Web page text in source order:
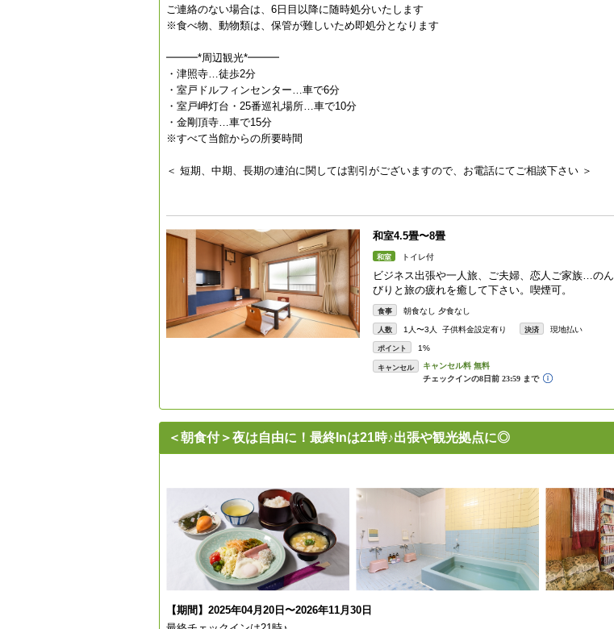
ご連絡のない場合は、6日目以降に随時処分いたします
※食べ物、動物類は、保管が難しいため即処分となります
━━━*周辺観光*━━━
・津照寺…徒歩2分
・室戸ドルフィンセンター…車で6分
・室戸岬灯台・25番巡礼場所…車で10分
・金剛頂寺…車で15分
※すべて当館からの所要時間
＜ 短期、中期、長期の連泊に関しては割引がございますので、お電話にてご相談下さい ＞
和室4.5畳〜8畳
和室 トイレ付
ビジネス出張や一人旅、ご夫婦、恋人ご家族…のん
びりと旅の疲れを癒して下さい。喫煙可。
食事 朝食なし 夕食なし
人数 1人〜3人 子供料金設定有り 決済 現地払い
ポイント 1%
キャンセル
＜朝食付＞夜は自由に！最終Inは21時♪出張や観光拠点に◎
【期間】2025年04月20日〜2026年11月30日